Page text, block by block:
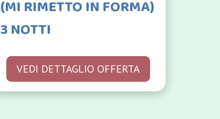
(MI RIMETTO IN FORMA)
3 NOTTI
VEDI DETTAGLIO OFFERTA